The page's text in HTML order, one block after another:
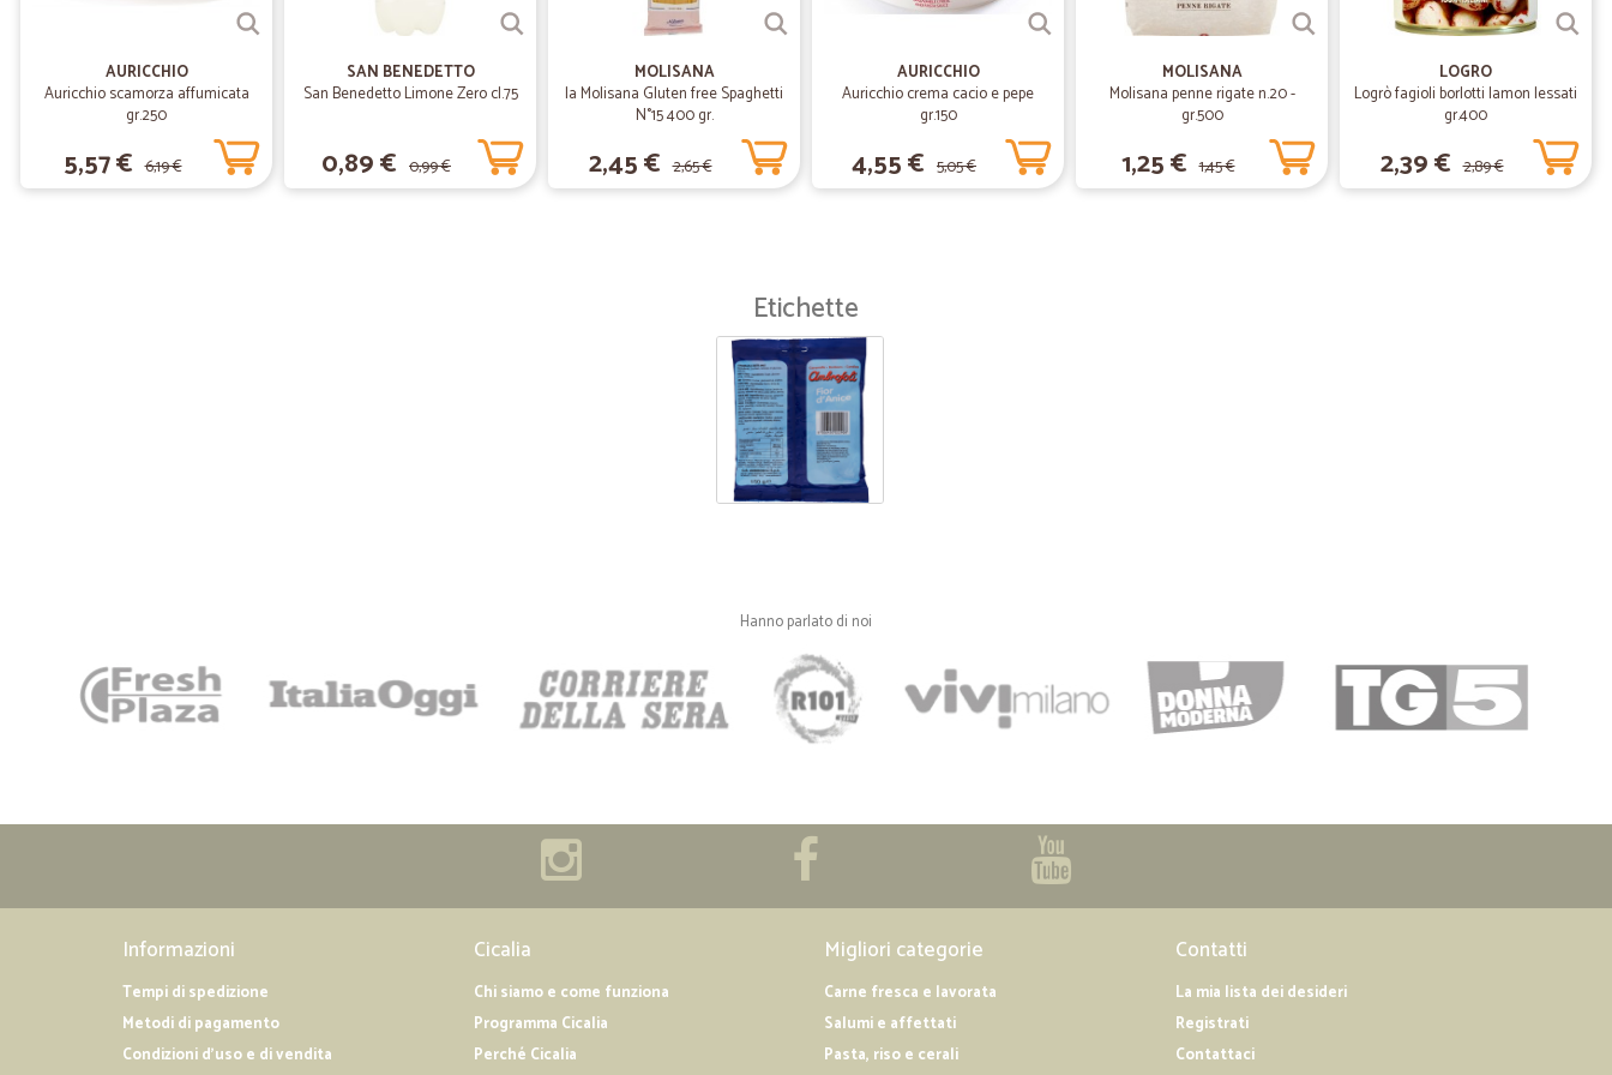
20/01/2020
Tutto ok, spedizione veloce
Puntuali e precisi.
Stanno incrementando il fresco
Stanno incrementando il fresco, ottime aggiunte. La cosa che li distingue da altri
supermercati online è l'assenza di restrizioni sui carichi pesanti; in pratica si può ordinare
AURICCHIO
Auricchio scamorza affumicata
gr.250
5,57 € 6,19 €
SAN BENEDETTO
San Benedetto Limone Zero cl.75
0,89 € 0,99 €
MOLISANA
la Molisana Gluten free Spaghetti
N°15 400 gr.
2,45 € 2,65 €
AURICCHIO
Auricchio crema cacio e pepe
gr.150
4,55 € 5,05 €
MOLISANA
Molisana penne rigate n.20 -
gr.500
1,25 € 1,45 €
LOGRO
Logrò fagioli borlotti lamon lessati
gr.400
2,39 € 2,89 €
Etichette
Hanno parlato di noi
Informazioni
Tempi di spedizione
Metodi di pagamento
Condizioni d'uso e di vendita
Cicalia
Chi siamo e come funziona
Programma Cicalia
Perché Cicalia
Migliori categorie
Carne fresca e lavorata
Salumi e affettati
Pasta, riso e cerali
Contatti
La mia lista dei desideri
Registrati
Contattaci